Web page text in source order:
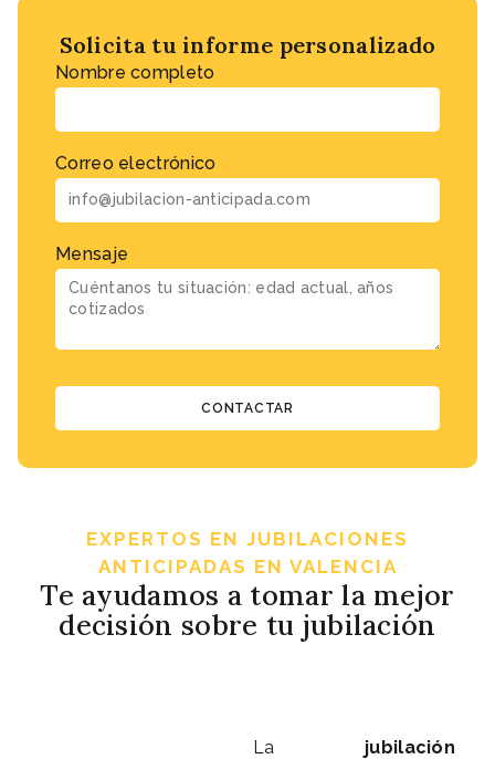
Solicita tu informe personalizado
Nombre completo
Correo electrónico
Mensaje
CONTACTAR
EXPERTOS EN JUBILACIONES
ANTICIPADAS EN VALENCIA
Te ayudamos a tomar la mejor
decisión sobre tu jubilación
La jubilación